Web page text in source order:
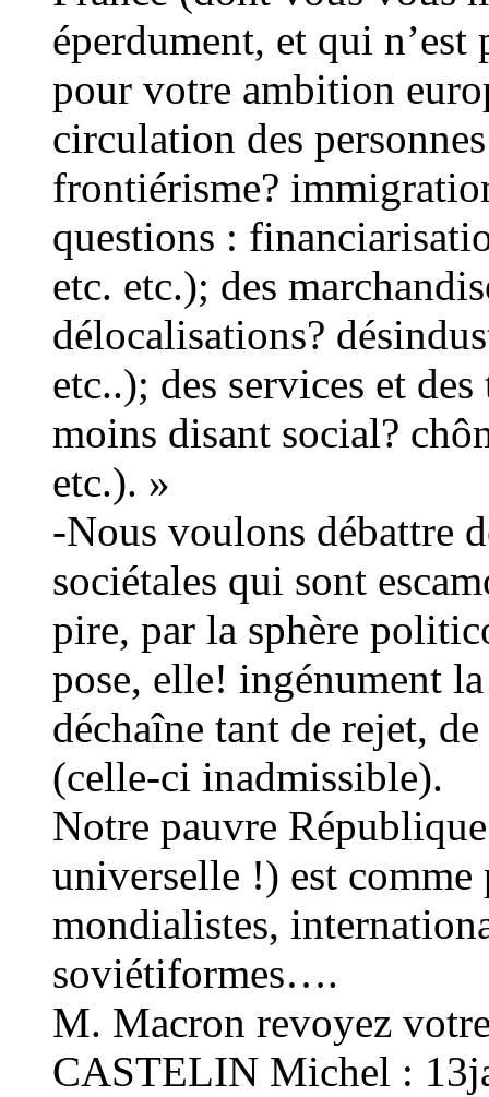
éperdument, et qui
pour votre ambition
circulation des
frontiérisme?
questions :
etc. etc.); des
délocalisations?
etc..); des services et
moins disant social?
etc.). »
-Nous voulons débattre
sociétales qui sont
pire, par la sphère
pose, elle! ingénument
déchaîne tant de rejet,
(celle-ci inadmissible).
Notre pauvre
universelle !) est comme
mondialistes,
soviétiformes….
M. Macron revoyez
CASTELIN Michel :